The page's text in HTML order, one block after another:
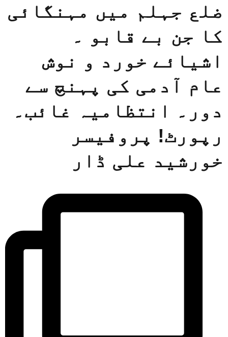
ضلع جہلم میں مہنگائی
کا جن بے قابو ۔
اشیائے خورد و نوش
عام آدمی کی پہنچ سے
دور۔ انتظامیہ غائب۔
رپورٹ! پروفیسر
خورشید علی ڈار